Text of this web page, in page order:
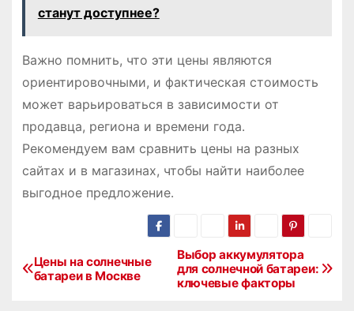
станут доступнее?
Важно помнить, что эти цены являются
ориентировочными, и фактическая стоимость
может варьироваться в зависимости от
продавца, региона и времени года․
Рекомендуем вам сравнить цены на разных
сайтах и в магазинах, чтобы найти наиболее
выгодное предложение․
Н
Выбор аккумулятора
для солнечной батареи:
ключевые факторы
Цены на солнечные
батареи в Москве